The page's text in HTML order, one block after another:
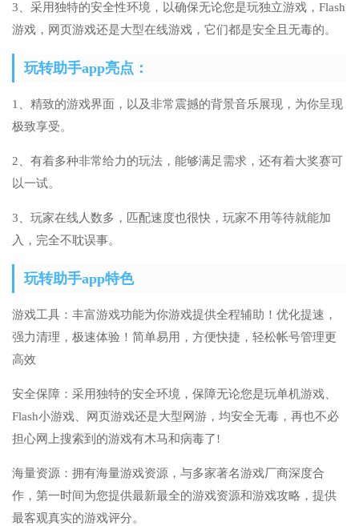
3、采用独特的安全性环境，以确保无论您是玩独立游戏，Flash
游戏，网页游戏还是大型在线游戏，它们都是安全且无毒的。
玩转助手app亮点：
1、精致的游戏界面，以及非常震撼的背景音乐展现，为你呈现
极致享受。
2、有着多种非常给力的玩法，能够满足需求，还有着大奖赛可
以一试。
3、玩家在线人数多，匹配速度也很快，玩家不用等待就能加
入，完全不耽误事。
玩转助手app特色
游戏工具：丰富游戏功能为你游戏提供全程辅助！优化提速，
强力清理，极速体验！简单易用，方便快捷，轻松帐号管理更
高效
安全保障：采用独特的安全环境，保障无论您是玩单机游戏、
Flash小游戏、网页游戏还是大型网游，均安全无毒，再也不必
担心网上搜索到的游戏有木马和病毒了!
海量资源：拥有海量游戏资源，与多家著名游戏厂商深度合
作，第一时间为您提供最新最全的游戏资源和游戏攻略，提供
最客观真实的游戏评分。